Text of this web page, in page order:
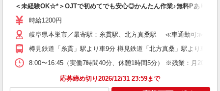
＜未経験OK☆*＞OJTで初めてでも安心◎かんたん作業♪無料Pあり
時給1200円
岐阜県本巣市／最寄駅：糸貫駅、北方真桑駅 ≪車通勤可≫ ※駐
樽見鉄道「糸貫」駅より車9分 樽見鉄道「北方真桑」駅より車10分
8:00〜16:45（実働7時間40分、休憩1時間5分） ※残業：月20〜
応募締め切り2026/12/31 23:59まで